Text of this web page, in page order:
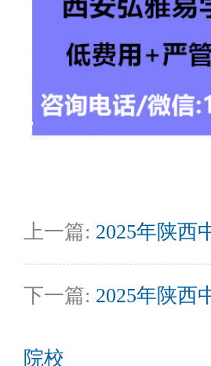
上一篇: 2025年陕西
下一篇: 2025年陕西
院校